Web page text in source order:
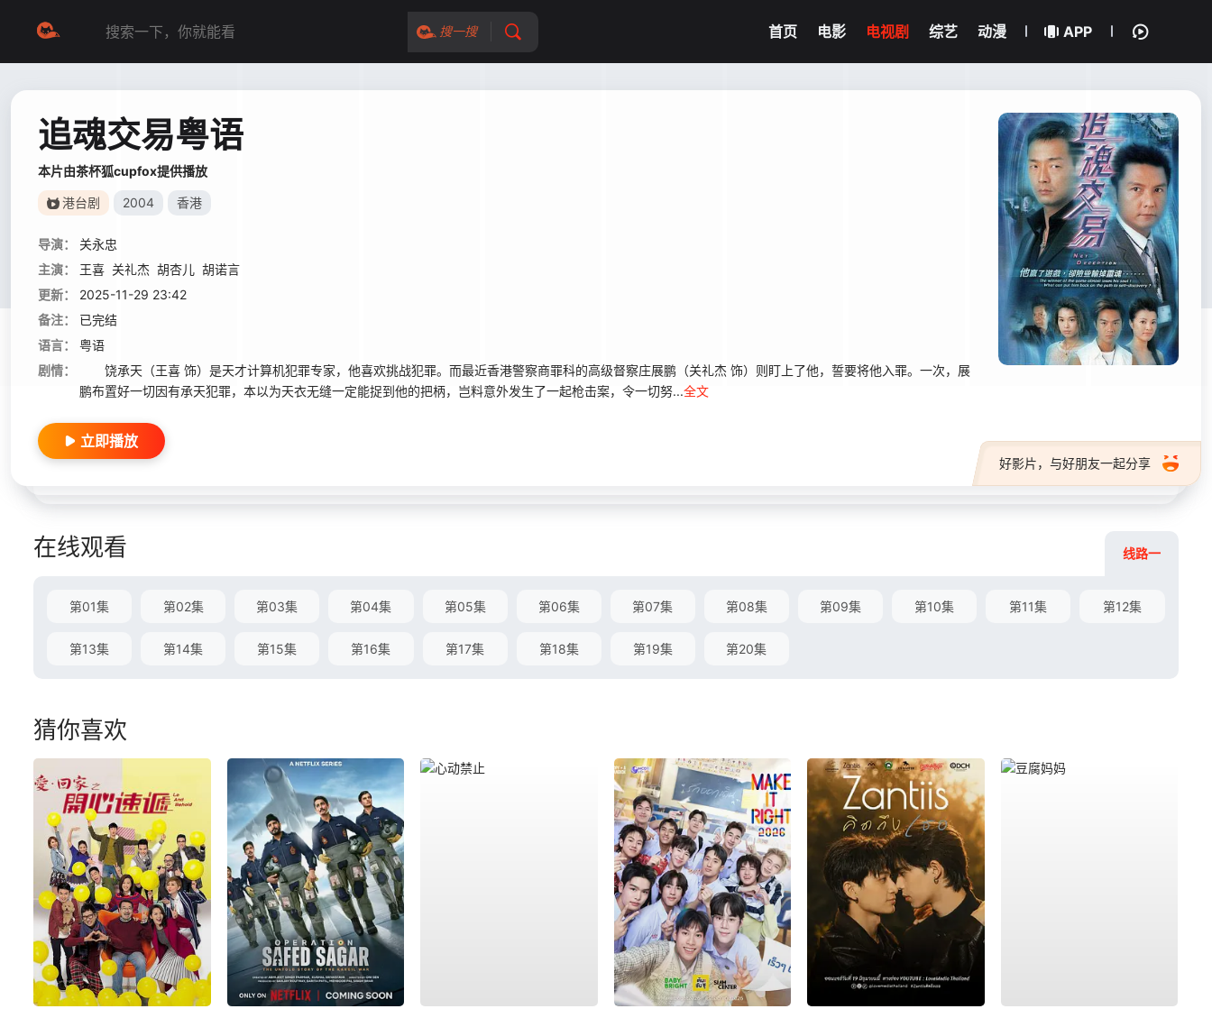
搜一搜 首页 电影 电视剧 综艺 动漫 APP
追魂交易粤语
本片由茶杯狐cupfox提供播放
港台剧 2004 香港
导演：
关永忠
主演：
王喜 关礼杰 胡杏儿 胡诺言
更新：
2025-11-29 23:42
备注：
已完结
语言：
粤语
剧情：
饶承天（王喜 饰）是天才计算机犯罪专家，他喜欢挑战犯罪。而最近香港警察商罪科的高级督察庄展鹏（关礼杰 饰）则盯上了他，誓要将他入罪。一次，展
鹏布置好一切因有承天犯罪，本以为天衣无缝一定能捉到他的把柄，岂料意外发生了一起枪击案，令一切努...全文
好影片，与好朋友一起分享
立即播放
在线观看 线路一
第01集 第02集 第03集 第04集 第05集 第06集 第07集 第08集 第09集 第10集 第11集 第12集
第13集 第14集 第15集 第16集 第17集 第18集 第19集 第20集
猜你喜欢